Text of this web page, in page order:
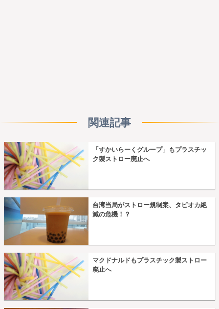
関連記事
「すかいらーくグループ」もプラスチッ
ク製ストロー廃止へ
台湾当局がストロー規制案、タピオカ絶
滅の危機！？
マクドナルドもプラスチック製ストロー
廃止へ